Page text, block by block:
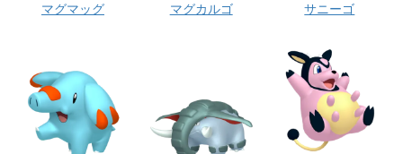
マグマッグ マグカルゴ サニーゴ